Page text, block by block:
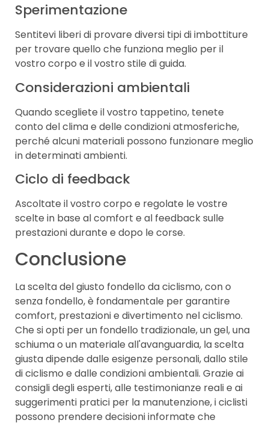
Sperimentazione
Sentitevi liberi di provare diversi tipi di imbottiture
per trovare quello che funziona meglio per il
vostro corpo e il vostro stile di guida.
Considerazioni ambientali
Quando scegliete il vostro tappetino, tenete
conto del clima e delle condizioni atmosferiche,
perché alcuni materiali possono funzionare meglio
in determinati ambienti.
Ciclo di feedback
Ascoltate il vostro corpo e regolate le vostre
scelte in base al comfort e al feedback sulle
prestazioni durante e dopo le corse.
Conclusione
La scelta del giusto fondello da ciclismo, con o
senza fondello, è fondamentale per garantire
comfort, prestazioni e divertimento nel ciclismo.
Che si opti per un fondello tradizionale, un gel, una
schiuma o un materiale all'avanguardia, la scelta
giusta dipende dalle esigenze personali, dallo stile
di ciclismo e dalle condizioni ambientali. Grazie ai
consigli degli esperti, alle testimonianze reali e ai
suggerimenti pratici per la manutenzione, i ciclisti
possono prendere decisioni informate che